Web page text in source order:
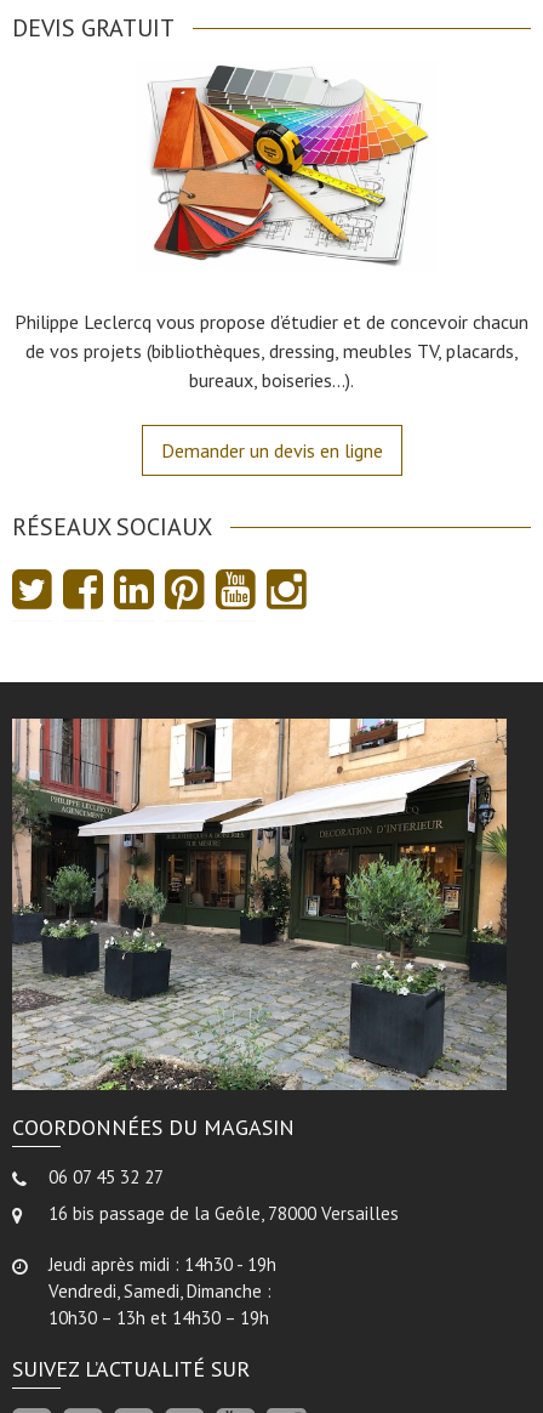
DEVIS GRATUIT
Philippe Leclercq vous propose d’étudier et de concevoir chacun
de vos projets (bibliothèques, dressing, meubles TV, placards,
bureaux, boiseries…).
Demander un devis en ligne
RÉSEAUX SOCIAUX
COORDONNÉES DU MAGASIN
06 07 45 32 27
16 bis passage de la Geôle, 78000 Versailles
Jeudi après midi : 14h30 - 19h
Vendredi, Samedi, Dimanche :
10h30 – 13h et 14h30 – 19h
SUIVEZ L’ACTUALITÉ SUR